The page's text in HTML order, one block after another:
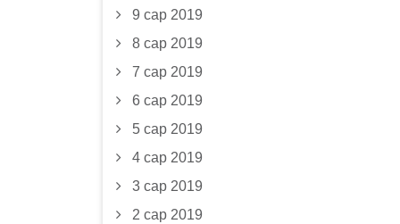
9 сар 2019
8 сар 2019
7 сар 2019
6 сар 2019
5 сар 2019
4 сар 2019
3 сар 2019
2 сар 2019